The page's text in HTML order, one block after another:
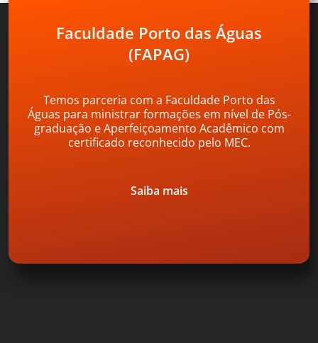
Faculdade Porto das Águas
(FAPAG)
Temos parceria com a Faculdade Porto das
Águas para ministrar formações em nível de Pós-
graduação e Aperfeiçoamento Acadêmico com
certificado reconhecido pelo MEC.
Saiba mais